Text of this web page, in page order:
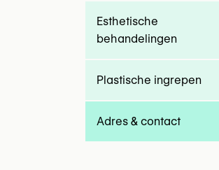
Esthetische
behandelingen
Plastische ingrepen
Adres & contact